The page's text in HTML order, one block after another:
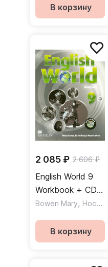
В корзину
2 085 ₽ 2 606 ₽
English World 9
Workbook + CD /
Рабочая тетрадь
Bowen Mary, Hocking Liz
В корзину